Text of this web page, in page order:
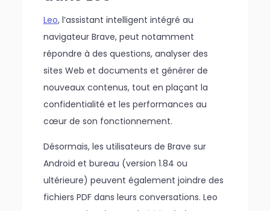
Leo, l’assistant intelligent intégré au
navigateur Brave, peut notamment
répondre à des questions, analyser des
sites Web et documents et générer de
nouveaux contenus, tout en plaçant la
confidentialité et les performances au
cœur de son fonctionnement.
Désormais, les utilisateurs de Brave sur
Android et bureau (version 1.84 ou
ultérieure) peuvent également joindre des
fichiers PDF dans leurs conversations. Leo